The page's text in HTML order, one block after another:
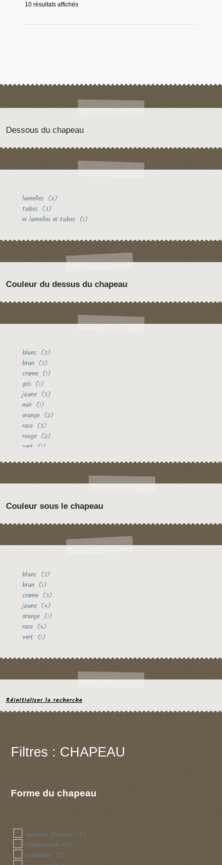
10 résultats affichés
Dessous du chapeau
lamelles (6)
tubes (3)
ni lamelles ni tubes (1)
Couleur du dessus du chapeau
blanc (3)
brun (5)
creme (1)
gris (1)
jaune (3)
noir (1)
orange (2)
rose (3)
rouge (2)
vert (1)
Couleur sous le chapeau
blanc (5)
brun (1)
creme (3)
jaune (4)
orange (1)
rose (4)
vert (1)
Réinitialiser la recherche
Filtres : CHAPEAU
Forme du chapeau
autres formes (1)
campanule (1)
convexe (7)